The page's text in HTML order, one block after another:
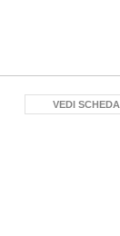
VEDI SCHEDA